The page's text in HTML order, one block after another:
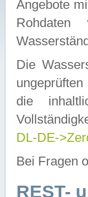
Angebote
Rohdaten
Die
die
DL-DE-
Bei Fragen
REST-